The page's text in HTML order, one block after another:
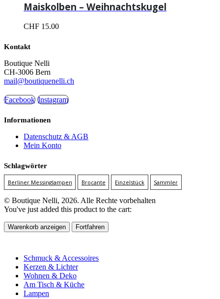
Maiskolben – Weihnachtskugel
CHF 15.00
Kontakt
Boutique Nelli
CH-3006 Bern
mail@boutiquenelli.ch
Facebook Instagram
Informationen
Datenschutz & AGB
Mein Konto
Schlagwörter
Berliner Messinglampen Brocante Einzelstück Sammler
© Boutique Nelli, 2026. Alle Rechte vorbehalten
You've just added this product to the cart:
Warenkorb anzeigen Fortfahren
Schmuck & Accessoires
Kerzen & Lichter
Wohnen & Deko
Am Tisch & Küche
Lampen